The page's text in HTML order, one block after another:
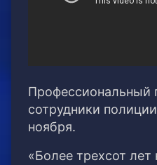
Профессиональный
сотрудники
ноября.
«Более трехсот лет